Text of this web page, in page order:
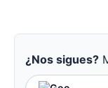
¿Nos sigues?